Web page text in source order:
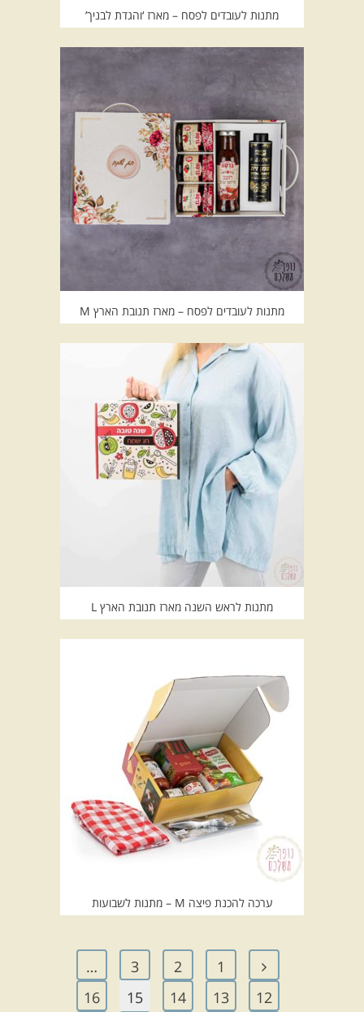
מתנות לעובדים לפסח – מארז ‘והגדת לבניך’
מתנות לעובדים לפסח – מארז תנובת הארץ M
מתנות לראש השנה מארז תנובת הארץ L
ערכה להכנת פיצה M – מתנות לשבועות
1
2
3
…
12
13
14
15
16